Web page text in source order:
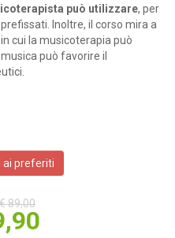
può utilizzare, per
Inoltre, il corso mira a
cui la musicoterapia può
può favorire il
preferiti
€ 89,00